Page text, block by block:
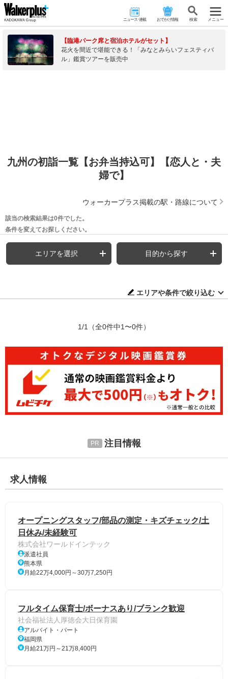
ニュース･連載 おでかけ情報 検 索 メニュー
【臨港パーク席と宿泊ホテルがセット】
花火を間近で堪能できる！「みなとみらいフェスティバ
ル」鑑賞ツアーを販売中
九州の初詣一覧【お弁当持込可】【恋人と・夫
婦で】
ウォーカープラス掲載の駅・路線について
該当の検索結果は0件でした。
条件を変えてお探しください。
エリアを選択 目的から探す
エリアや条件で絞り込む
1/1 （全0件中1〜0件）
注目情報
求人情報
オープニングスタッフ/部品の測定・キズチェック/土
日休み/未経験可
株式会社ワールドインテック
派遣社員
熊本県
月給22万4,000円～30万7,250円
フルタイム保育士/ボーナスあり/ブランク歓迎
社会福祉法人厚徳会大日保育園
アルバイト・パート
福岡県
月給21万円～21万8,400円